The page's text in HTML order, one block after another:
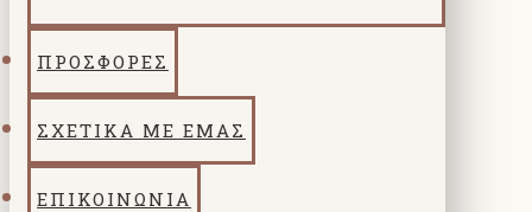
ΠΡΟΣΦΟΡΕΣ
ΣΧΕΤΙΚΑ ΜΕ ΕΜΑΣ
ΕΠΙΚΟΙΝΩΝΙΑ